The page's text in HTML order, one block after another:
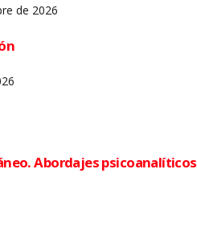
de 2026
Abordajes psicoanalíticos